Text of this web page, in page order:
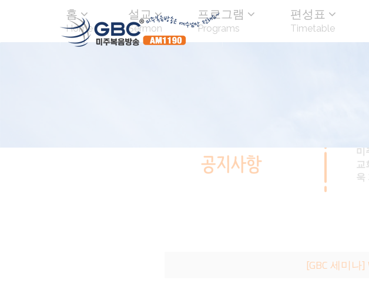
홈
Home
설교
Sermon
프로그램
Programs
편성표
Timetable
미
교
욱
[GBC 세미나